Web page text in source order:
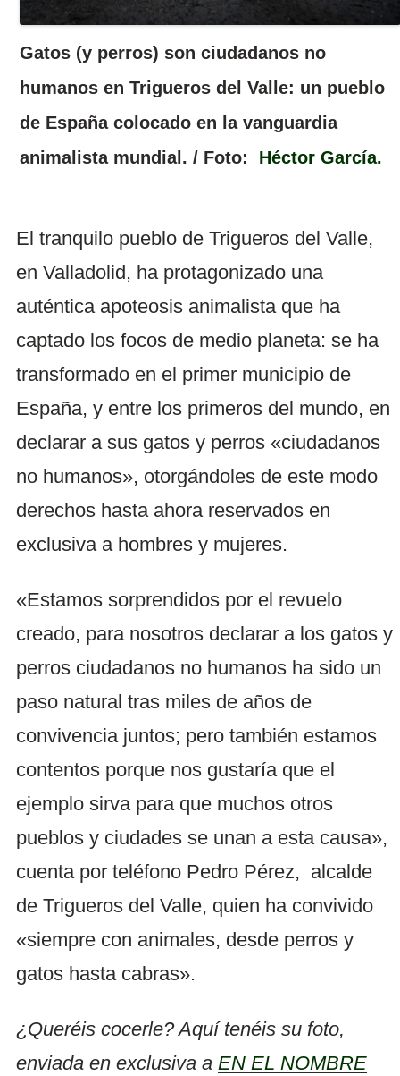
Gatos (y perros) son ciudadanos no
humanos en Trigueros del Valle: un pueblo
de España colocado en la vanguardia
animalista mundial. / Foto: Héctor García.
El tranquilo pueblo de Trigueros del Valle,
en Valladolid, ha protagonizado una
auténtica apoteosis animalista que ha
captado los focos de medio planeta: se ha
transformado en el primer municipio de
España, y entre los primeros del mundo, en
declarar a sus gatos y perros «ciudadanos
no humanos», otorgándoles de este modo
derechos hasta ahora reservados en
exclusiva a hombres y mujeres.
«Estamos sorprendidos por el revuelo
creado, para nosotros declarar a los gatos y
perros ciudadanos no humanos ha sido un
paso natural tras miles de años de
convivencia juntos; pero también estamos
contentos porque nos gustaría que el
ejemplo sirva para que muchos otros
pueblos y ciudades se unan a esta causa»,
cuenta por teléfono Pedro Pérez, alcalde
de Trigueros del Valle, quien ha convivido
«siempre con animales, desde perros y
gatos hasta cabras».
¿Queréis cocerle? Aquí tenéis su foto,
enviada en exclusiva a EN EL NOMBRE